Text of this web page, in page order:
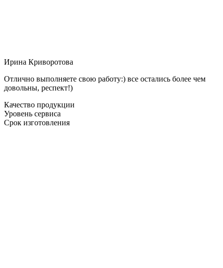
Ирина Криворотова
Отлично выполняете свою работу:) все остались более чем
довольны, респект!)
Качество продукции
Уровень сервиса
Срок изготовления